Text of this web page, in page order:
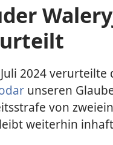
2024 verurteilte
unseren
von
weiterhin